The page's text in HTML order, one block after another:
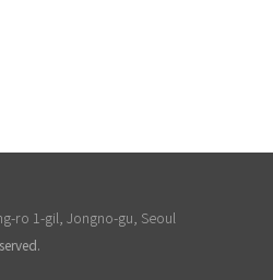
ro 1-gil, Jongno-gu, Seoul